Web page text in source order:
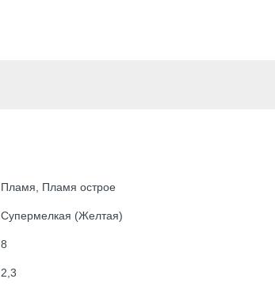
Пламя, Пламя острое
Супермелкая (Желтая)
8
2,3